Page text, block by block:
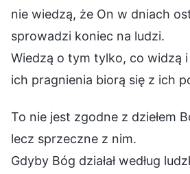
nie wiedzą, że On w dniach
sprowadzi koniec na ludzi.
Wiedzą o tym tylko, co widzą i
ich pragnienia biorą się z ich
To nie jest zgodne z dziełem
lecz sprzeczne z nim.
Gdyby Bóg działał według